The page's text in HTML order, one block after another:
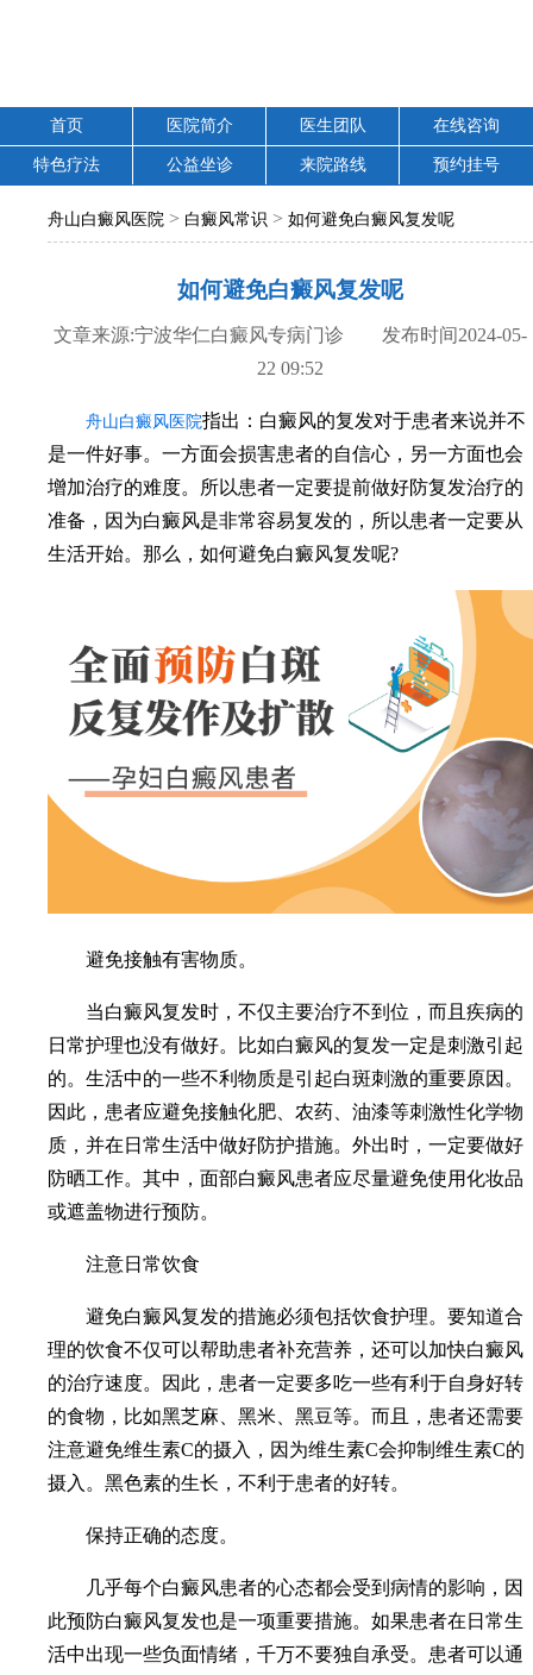
首页 医院简介 医生团队 在线咨询
特色疗法 公益坐诊 来院路线 预约挂号
舟山白癜风医院 > 白癜风常识 > 如何避免白癜风复发呢
如何避免白癜风复发呢
文章来源:宁波华仁白癜风专病门诊 发布时间2024-05-
22 09:52
舟山白癜风医院指出：白癜风的复发对于患者来说并不
是一件好事。一方面会损害患者的自信心，另一方面也会
增加治疗的难度。所以患者一定要提前做好防复发治疗的
准备，因为白癜风是非常容易复发的，所以患者一定要从
生活开始。那么，如何避免白癜风复发呢?
避免接触有害物质。
当白癜风复发时，不仅主要治疗不到位，而且疾病的
日常护理也没有做好。比如白癜风的复发一定是刺激引起
的。生活中的一些不利物质是引起白斑刺激的重要原因。
因此，患者应避免接触化肥、农药、油漆等刺激性化学物
质，并在日常生活中做好防护措施。外出时，一定要做好
防晒工作。其中，面部白癜风患者应尽量避免使用化妆品
或遮盖物进行预防。
注意日常饮食
避免白癜风复发的措施必须包括饮食护理。要知道合
理的饮食不仅可以帮助患者补充营养，还可以加快白癜风
的治疗速度。因此，患者一定要多吃一些有利于自身好转
的食物，比如黑芝麻、黑米、黑豆等。而且，患者还需要
注意避免维生素C的摄入，因为维生素C会抑制维生素C的
摄入。黑色素的生长，不利于患者的好转。
保持正确的态度。
几乎每个白癜风患者的心态都会受到病情的影响，因
此预防白癜风复发也是一项重要措施。如果患者在日常生
活中出现一些负面情绪，千万不要独自承受。患者可以通